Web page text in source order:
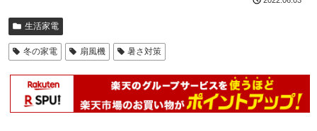
生活家電
冬の家電 扇風機 暑さ対策